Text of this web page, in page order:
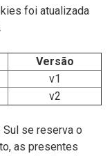
foi atualizada
Versão
v1
v2
Sul se reserva o
as presentes